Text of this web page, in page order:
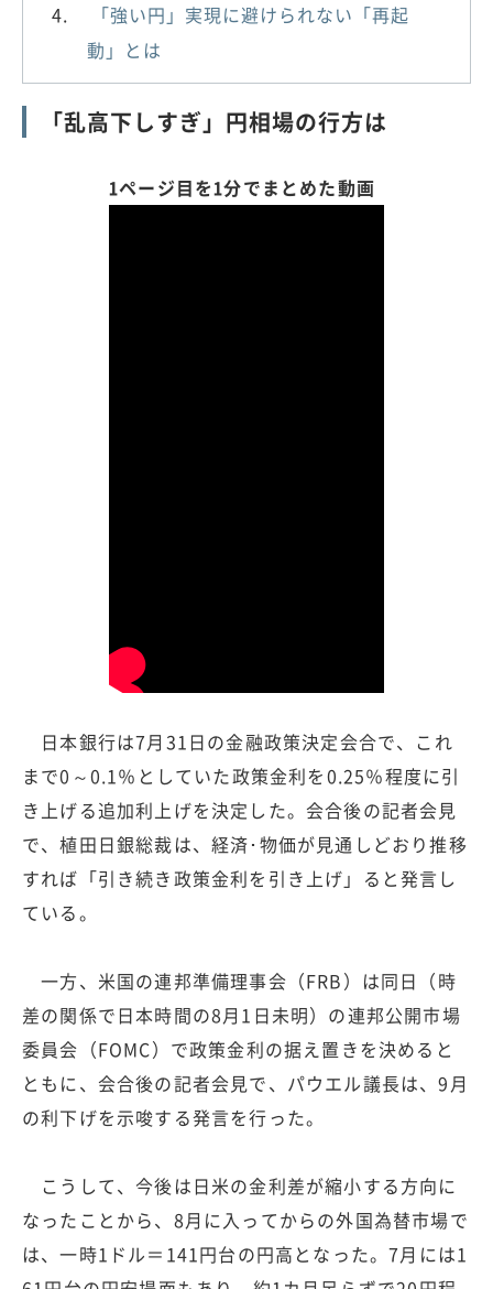
「強い円」実現に避けられない「再起
動」とは
「乱高下しすぎ」円相場の行方は
1ページ目を1分でまとめた動画
日本銀行は7月31日の金融政策決定会合で、これ
まで0～0.1％としていた政策金利を0.25％程度に引
き上げる追加利上げを決定した。会合後の記者会見
で、植田日銀総裁は、経済･物価が見通しどおり推移
すれば「引き続き政策金利を引き上げ」ると発言し
ている。
一方、米国の連邦準備理事会（FRB）は同日（時
差の関係で日本時間の8月1日未明）の連邦公開市場
委員会（FOMC）で政策金利の据え置きを決めると
ともに、会合後の記者会見で、パウエル議長は、9月
の利下げを示唆する発言を行った。
こうして、今後は日米の金利差が縮小する方向に
なったことから、8月に入ってからの外国為替市場で
は、一時1ドル＝141円台の円高となった。7月には1